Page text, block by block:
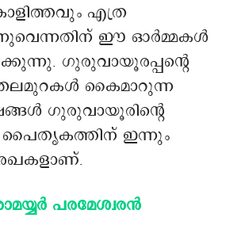
എത്ര
ഈ ഓർമ്മകൾ
ഗുരുവായൂരപ്പന്റെ
തലമുറകൾ കൈമാറുന്ന
ഗുരുവായൂരിന്റെ
പൈതൃകത്തിന് ഇന്നും
പരമേശ്വരൻ